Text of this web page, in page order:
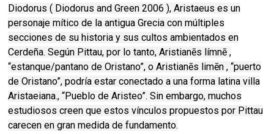
Diodorus ( Diodorus and Green 2006 ), Aristaeus es un
personaje mítico de la antigua Grecia con múltiples
secciones de su historia y sus cultos ambientados en
Cerdeña. Según Pittau, por lo tanto, Aristianēs límnē ,
“estanque/pantano de Oristano”, o Aristianēs limēn , “puerto
de Oristano”, podría estar conectado a una forma latina villa
Aristaeiana., “Pueblo de Aristeo”. Sin embargo, muchos
estudiosos creen que estos vínculos propuestos por Pittau
carecen en gran medida de fundamento.